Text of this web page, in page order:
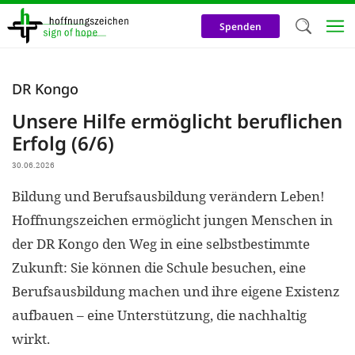
Direkt
zum
Inhalt
Spenden
DR Kongo
Unsere Hilfe ermöglicht beruflichen
Erfolg (6/6)
30.06.2026
Bildung und Berufsausbildung verändern Leben!
Hoffnungszeichen ermöglicht jungen Menschen in
der DR Kongo den Weg in eine selbstbestimmte
Zukunft: Sie können die Schule besuchen, eine
Berufsausbildung machen und ihre eigene Existenz
aufbauen – eine Unterstützung, die nachhaltig
wirkt.
Wir
nutzen
Cookies zu
helfen
Online-